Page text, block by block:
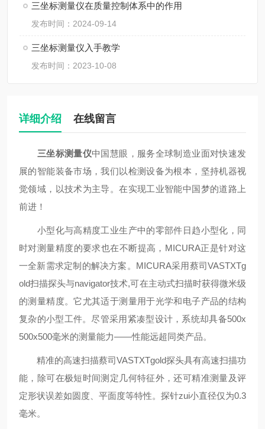
三坐标测量仪在质量控制体系中的作用
发布时间：2024-09-14
三坐标测量仪入手教学
发布时间：2023-10-08
详细介绍 在线留言
三坐标测量仪中国慧眼，服务全球制造业面对快速发
展的智能装备市场，我们以检测设备为根本，坚持机器视
觉领域，以技术为主导。在实现工业智能中国梦的道路上
前进！
小型化与高精度工业生产中的零部件日趋小型化，同
时对测量精度的要求也在不断提高，MICURA正是针对这
一全新需求定制的解决方案。MICURA采用蔡司VASTXTg
old扫描探头与navigator技术,可在主动式扫描时获得微米级
的测量精度。它尤其适于测量用于光学和电子产品的结构
复杂的小型工件。尽管采用紧凑型设计，系统却具备500x
500x500毫米的测量能力——性能远超同类产品。
精准的高速扫描蔡司VASTXTgold探头具有高速扫描功
能，除可在极短时间测定几何特征外，还可精准测量及评
定形状误差如圆度、平面度等特性。探针zui小直径仅为0.3
毫米。